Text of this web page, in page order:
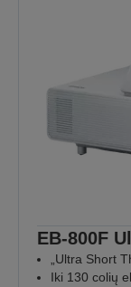
EB-800F
„Ultra Short
Iki 130 colių